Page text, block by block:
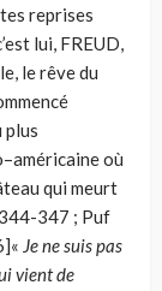
reprises
lui, FREUD,
le rêve du
plus
où
qui meurt
347 ; Puf
Je ne suis pas
vient de